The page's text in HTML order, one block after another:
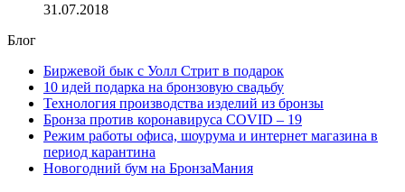
31.07.2018
Блог
Биржевой бык с Уолл Стрит в подарок
10 идей подарка на бронзовую свадьбу
Технология производства изделий из бронзы
Бронза против коронавируса COVID – 19
Режим работы офиса, шоурума и интернет магазина в
период карантина
Новогодний бум на БронзаМания